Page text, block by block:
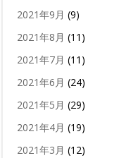
2021年9月 (9)
2021年8月 (11)
2021年7月 (11)
2021年6月 (24)
2021年5月 (29)
2021年4月 (19)
2021年3月 (12)